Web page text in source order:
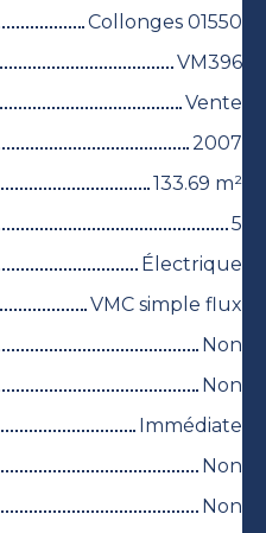
Collonges 01550
VM396
Vente
2007
133.69 m²
5
Électrique
VMC simple flux
Non
Non
Immédiate
Non
Non